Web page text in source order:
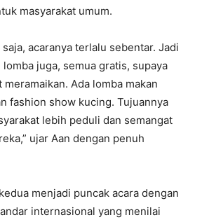
masyarakat umum.
saja, acaranya terlalu sebentar. Jadi
juga, semua gratis, supaya
Ada lomba makan
fashion show kucing. Tujuannya
lebih peduli dan semangat
ujar Aan dengan penuh
menjadi puncak acara dengan
internasional yang menilai